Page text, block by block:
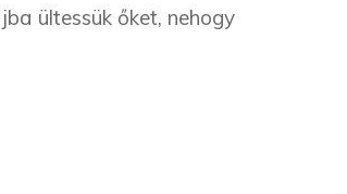
ültessük őket, nehogy